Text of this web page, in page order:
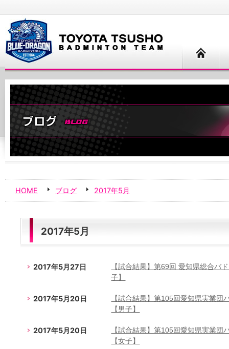
HOME ブログ 2017年5月
2017年5月
2017年5月27日
【試合結果】第69回 愛知県総合バ
子】
2017年5月20日
【試合結果】第105回愛知県実業
【男子】
2017年5月20日
【試合結果】第105回愛知県実業
【女子】